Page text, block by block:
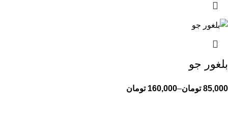
بلغور جو
85,000 تومان–
160,000 تومان